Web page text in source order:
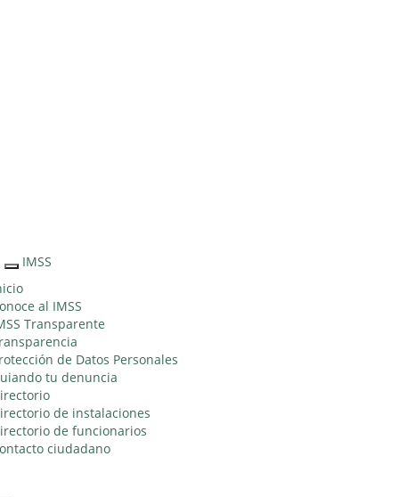
Interruptor
de
Navegación
IMSS
al IMSS
Transparente
de Datos Personales
tu denuncia
de instalaciones
de funcionarios
ciudadano